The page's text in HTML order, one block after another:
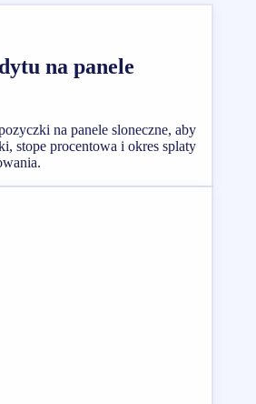
na panele
na panele sloneczne, aby
stope procentowa i okres splaty